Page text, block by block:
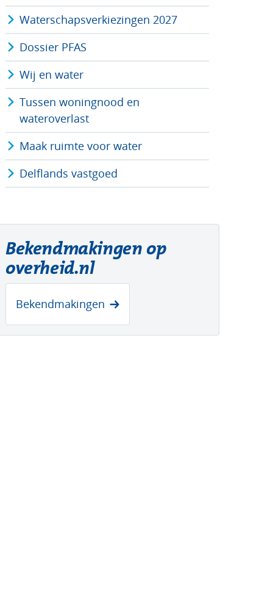
Waterschapsverkiezingen 2027
Dossier PFAS
Wij en water
Tussen woningnood en
wateroverlast
Maak ruimte voor water
Delflands vastgoed
Bekendmakingen op
overheid.nl
Bekendmakingen (opent
in